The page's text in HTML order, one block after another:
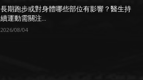
長期跑步或對身體哪些部位有影響？醫生持
續運動需關注...
2026/08/04